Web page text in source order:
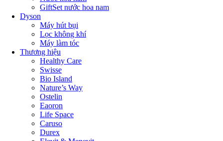
GiftSet nước hoa nam
Dyson
Máy hút bụi
Lọc không khí
Máy làm tóc
Thương hiệu
Healthy Care
Swisse
Bio Island
Nature’s Way
Ostelin
Eaoron
Life Space
Caruso
Durex